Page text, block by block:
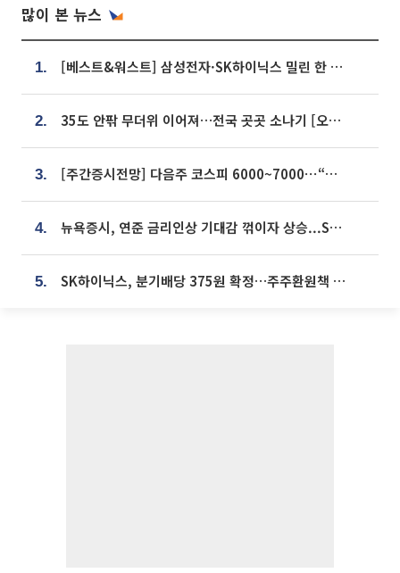
많이 본 뉴스
1. [베스트&워스트] 삼성전자·SK하이닉스 밀린 한 주…상상인증권은 85% 급등
2. 35도 안팎 무더위 이어져…전국 곳곳 소나기 [오늘 날씨]
3. [주간증시전망] 다음주 코스피 6000~7000⋯“外人 수급은 정책이 변수”
4. 뉴욕증시, 연준 금리인상 기대감 꺾이자 상승...S&P500 사상 최고치 [종합]
5. SK하이닉스, 분기배당 375원 확정…주주환원책 9월로 앞당겨 발표